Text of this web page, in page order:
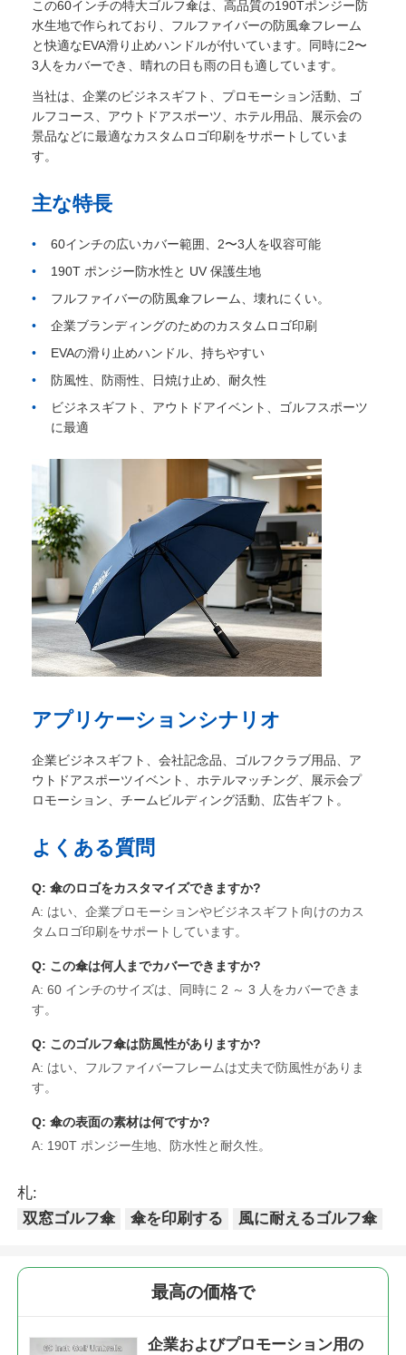
会社案内
品質管理
お問い合わせ
すべての場合
コンパクト傘
販促用傘
防風傘
木製 の 手柄 の 傘
紫外線 に 耐える 傘
子供用傘
ビーチ パラソル
この60インチの特大ゴルフ傘は、高品質の190Tポンジー防
水生地で作られており、フルファイバーの防風傘フレーム
と快適なEVA滑り止めハンドルが付いています。同時に2〜
3人をカバーでき、晴れの日も雨の日も適しています。
当社は、企業のビジネスギフト、プロモーション活動、ゴ
ルフコース、アウトドアスポーツ、ホテル用品、展示会の
景品などに最適なカスタムロゴ印刷をサポートしていま
す。
主な特長
60インチの広いカバー範囲、2〜3人を収容可能
190T ポンジー防水性と UV 保護生地
フルファイバーの防風傘フレーム、壊れにくい。
企業ブランディングのためのカスタムロゴ印刷
EVAの滑り止めハンドル、持ちやすい
防風性、防雨性、日焼け止め、耐久性
ビジネスギフト、アウトドアイベント、ゴルフスポーツ
に最適
アプリケーションシナリオ
企業ビジネスギフト、会社記念品、ゴルフクラブ用品、ア
ウトドアスポーツイベント、ホテルマッチング、展示会プ
ロモーション、チームビルディング活動、広告ギフト。
よくある質問
Q: 傘のロゴをカスタマイズできますか?
A: はい、企業プロモーションやビジネスギフト向けのカス
タムロゴ印刷をサポートしています。
Q: この傘は何人までカバーできますか?
A: 60 インチのサイズは、同時に 2 ～ 3 人をカバーできま
す。
Q: このゴルフ傘は防風性がありますか?
A: はい、フルファイバーフレームは丈夫で防風性がありま
す。
Q: 傘の表面の素材は何ですか?
A: 190T ポンジー生地、防水性と耐久性。
札:
双窓ゴルフ傘
傘を印刷する 風に耐えるゴルフ傘
最高の価格で
企業およびプロモーション用の